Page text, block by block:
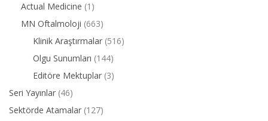
Actual Medicine (1)
MN Oftalmoloji (663)
Klinik Araştırmalar (516)
Olgu Sunumları (144)
Editöre Mektuplar (3)
Seri Yayınlar (46)
Sektörde Atamalar (127)